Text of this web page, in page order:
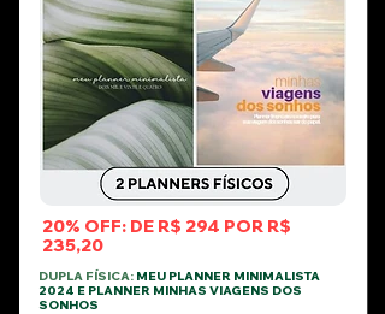
20% OFF: DE R$ 294 POR R$
235,20
DUPLA FÍSICA:MEU PLANNER MINIMALISTA
2024 E PLANNER MINHAS VIAGENS DOS
SONHOS